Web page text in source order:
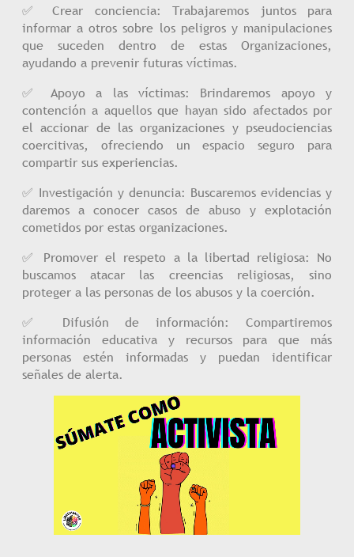
✅ Crear conciencia: Trabajaremos juntos para
informar a otros sobre los peligros y manipulaciones
que suceden dentro de estas Organizaciones,
ayudando a prevenir futuras víctimas.
✅ Apoyo a las víctimas: Brindaremos apoyo y
contención a aquellos que hayan sido afectados por
el accionar de las organizaciones y pseudociencias
coercitivas, ofreciendo un espacio seguro para
compartir sus experiencias.
✅ Investigación y denuncia: Buscaremos evidencias y
daremos a conocer casos de abuso y explotación
cometidos por estas organizaciones.
✅ Promover el respeto a la libertad religiosa: No
buscamos atacar las creencias religiosas, sino
proteger a las personas de los abusos y la coerción.
✅ Difusión de información: Compartiremos
información educativa y recursos para que más
personas estén informadas y puedan identificar
señales de alerta.